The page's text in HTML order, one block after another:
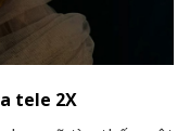
tele 2X